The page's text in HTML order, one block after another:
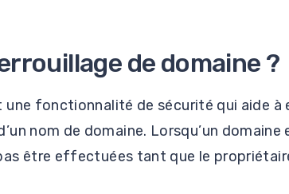
de domaine ?
une fonctionnalité de sécurité qui aide à
nom de domaine. Lorsqu’un domaine
être effectuées tant que le propriétaire